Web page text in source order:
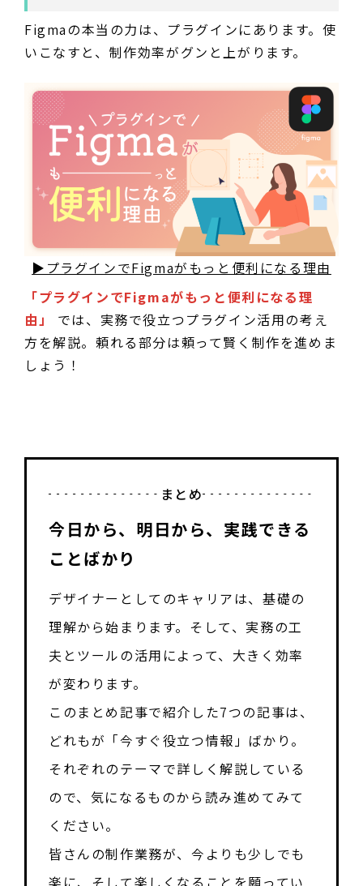
Figmaの本当の力は、プラグインにあります。使
いこなすと、制作効率がグンと上がります。
▶プラグインでFigmaがもっと便利になる理由
「プラグインでFigmaがもっと便利になる理
由」
では、実務で役立つプラグイン活用の考え
方を解説。頼れる部分は頼って賢く制作を進めま
しょう！
まとめ
今日から、明日から、実践できる
ことばかり
デザイナーとしてのキャリアは、基礎の
理解から始まります。そして、実務の工
夫とツールの活用によって、大きく効率
が変わります。
このまとめ記事で紹介した7つの記事は、
どれもが「今すぐ役立つ情報」ばかり。
それぞれのテーマで詳しく解説している
ので、気になるものから読み進めてみて
ください。
皆さんの制作業務が、今よりも少しでも
楽に、そして楽しくなることを願ってい